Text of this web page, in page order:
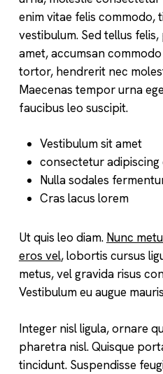
enim vitae felis commodo,
vestibulum. Sed tellus
amet, accumsan
tortor, hendrerit nec
Maecenas tempor urna
faucibus leo suscipit.
Vestibulum sit amet
consectetur adipiscing
Nulla sodales
Cras lacus lorem
Ut quis leo diam. Nunc
eros vel, lobortis cursus
metus, vel gravida risus
Vestibulum eu augue
Integer nisl ligula, ornare
pharetra nisl. Quisque
tincidunt. Suspendisse